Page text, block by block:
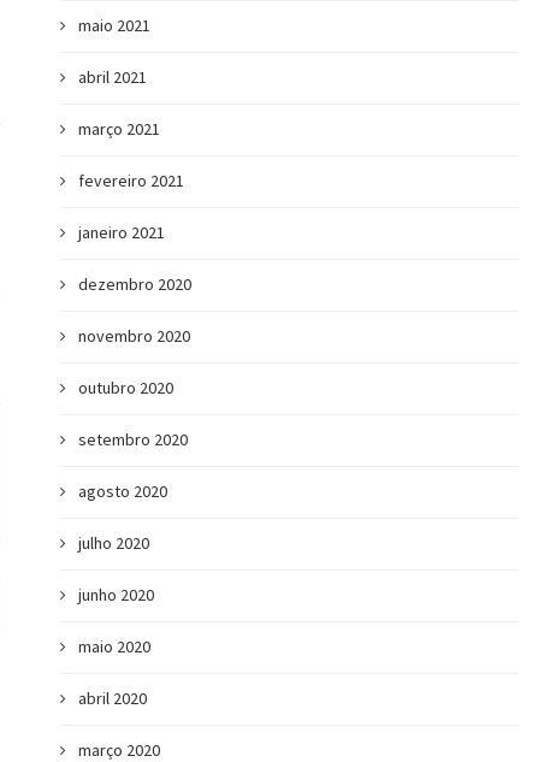
maio 2021
abril 2021
março 2021
fevereiro 2021
janeiro 2021
dezembro 2020
novembro 2020
outubro 2020
setembro 2020
agosto 2020
julho 2020
junho 2020
maio 2020
abril 2020
março 2020